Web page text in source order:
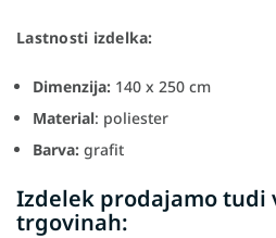
Lastnosti izdelka:
Dimenzija: 140 x 250 cm
Material: poliester
Barva: grafit
Izdelek prodajamo tudi
trgovinah: